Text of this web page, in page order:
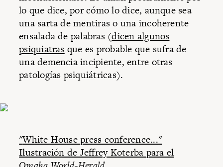
lo que dice, por cómo lo dice, aunque sea
una sarta de mentiras o una incoherente
ensalada de palabras (dicen algunos
psiquiatras que es probable que sufra de
una demencia incipiente, entre otras
patologías psiquiátricas).
"White House press conference..."
Ilustración de Jeffrey Koterba para el